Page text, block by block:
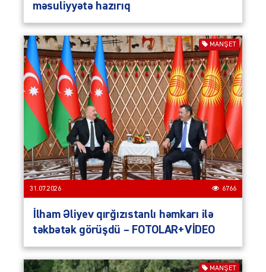
məsuliyyətə hazırıq
MANŞET
31.07.2026 6766
İlham Əliyev qırğızıstanlı həmkarı ilə
təkbətək görüşdü – FOTOLAR+VİDEO
MANŞET